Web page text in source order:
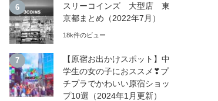
スリーコインズ 大型店 東
京都まとめ（2022年7月）
18k件のビュー
【原宿お出かけスポット】中
学生の女の子におススメ❣プ
チプラでかわいい原宿ショッ
プ10選（2024年1月更新）